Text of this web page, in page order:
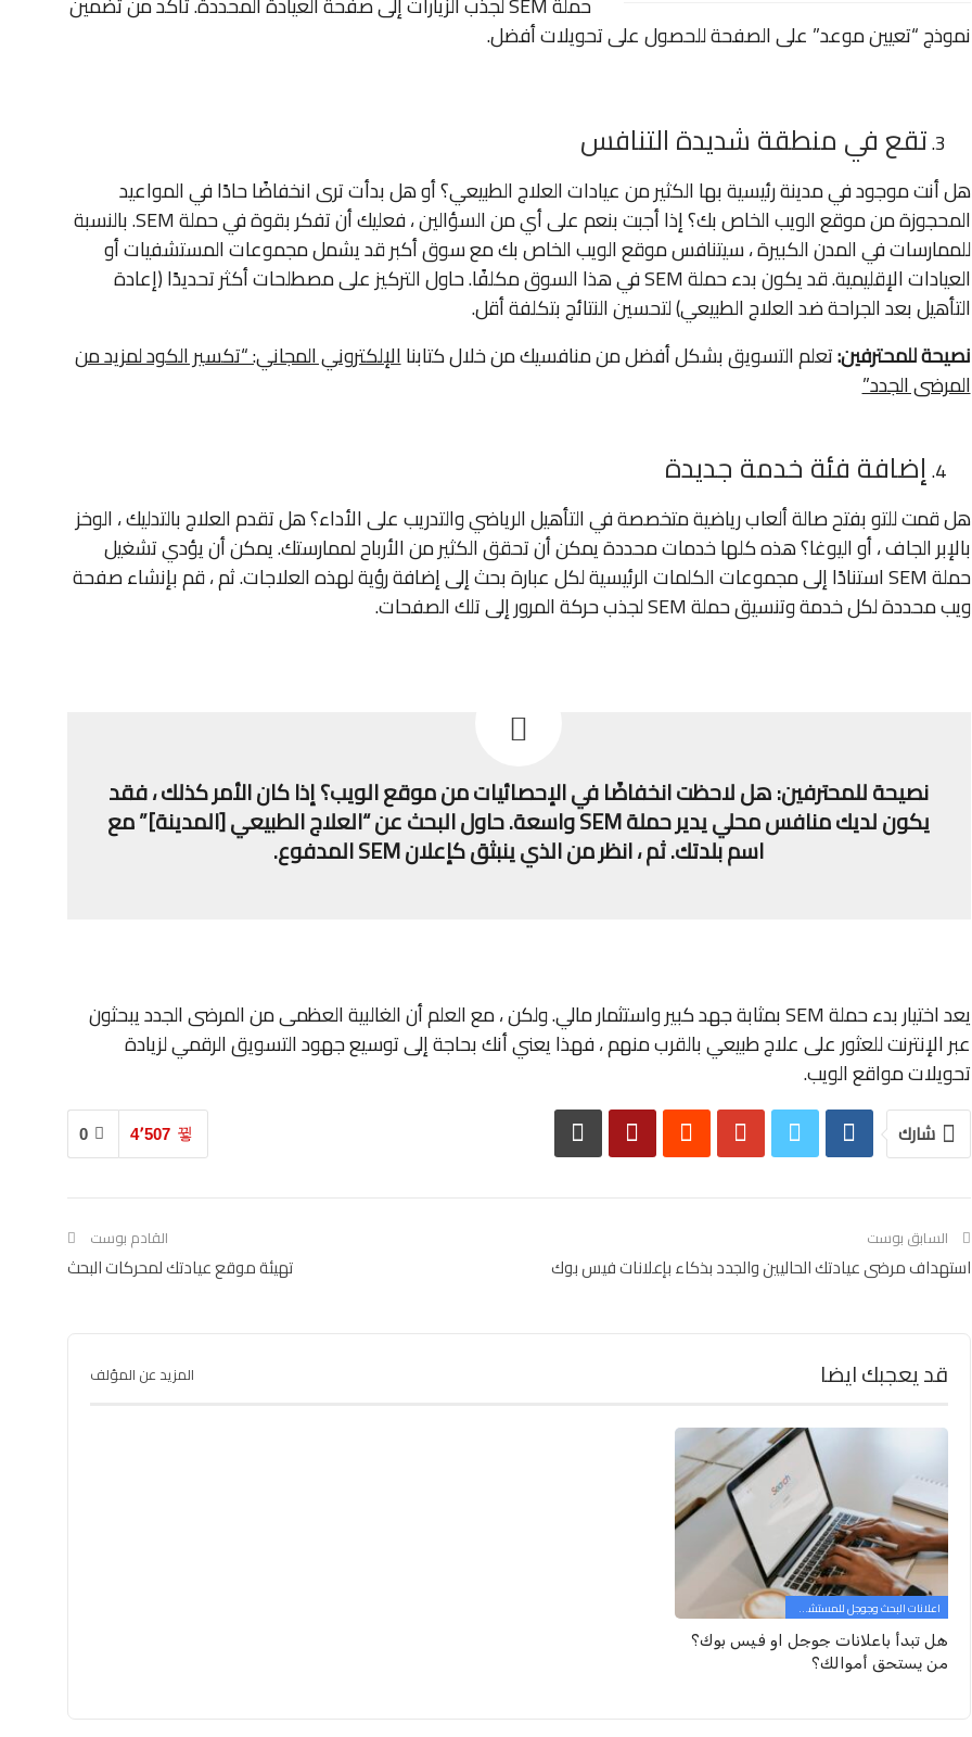
نموذج “تعيين موعد” على الصفحة للحصول على تحويلات أفضل.
تقع في منطقة شديدة التنافس
هل أنت موجود في مدينة رئيسية بها الكثير من عيادات العلاج الطبيعي؟ أو هل بدأت ترى انخفاضًا حادًا في المواعيد
المحجوزة من موقع الويب الخاص بك؟ إذا أجبت بنعم على أي من السؤالين ، فعليك أن تفكر بقوة في حملة SEM. بالنسبة
للممارسات في المدن الكبيرة ، سيتنافس موقع الويب الخاص بك مع سوق أكبر قد يشمل مجموعات المستشفيات أو
العيادات الإقليمية. قد يكون بدء حملة SEM في هذا السوق مكلفًا. حاول التركيز على مصطلحات أكثر تحديدًا (إعادة
التأهيل بعد الجراحة ضد العلاج الطبيعي) لتحسين النتائج بتكلفة أقل.
نصيحة للمحترفين:تعلم التسويق بشكل أفضل من منافسيك من خلال كتابناالإلكتروني المجاني: “تكسير الكود لمزيد من
المرضى الجدد”
إضافة فئة خدمة جديدة
هل قمت للتو بفتح صالة ألعاب رياضية متخصصة في التأهيل الرياضي والتدريب على الأداء؟ هل تقدم العلاج بالتدليك ، الوخز
بالإبر الجاف ، أو اليوغا؟ هذه كلها خدمات محددة يمكن أن تحقق الكثير من الأرباح لممارستك. يمكن أن يؤدي تشغيل
حملة SEM استنادًا إلى مجموعات الكلمات الرئيسية لكل عبارة بحث إلى إضافة رؤية لهذه العلاجات. ثم ، قم بإنشاء صفحة
ويب محددة لكل خدمة وتنسيق حملة SEM لجذب حركة المرور إلى تلك الصفحات.
نصيحة للمحترفين: هل لاحظت انخفاضًا في الإحصائيات من موقع الويب؟ إذا كان الأمر كذلك ، فقد
يكون لديك منافس محلي يدير حملة SEM واسعة. حاول البحث عن “العلاج الطبيعي [المدينة]” مع
اسم بلدتك. ثم ، انظر من الذي ينبثق كإعلان SEM المدفوع.
يعد اختيار بدء حملة SEM بمثابة جهد كبير واستثمار مالي. ولكن ، مع العلم أن الغالبية العظمى من المرضى الجدد يبحثون
عبر الإنترنت للعثور على علاج طبيعي بالقرب منهم ، فهذا يعني أنك بحاجة إلى توسيع جهود التسويق الرقمي لزيادة
تحويلات مواقع الويب.
0 4٬507 شارك
السابق بوست
استهداف مرضى عيادتك الحاليين والجدد بذكاء بإعلانات فيس بوك
القادم بوست
تهيئة موقع عيادتك لمحركات البحث
قد يعجبك ايضا المزيد عن المؤلف
اعلانات البحث وجوجل للمستشفيات والعيادات
هل تبدأ باعلانات جوجل او فيس بوك؟
من يستحق أموالك؟